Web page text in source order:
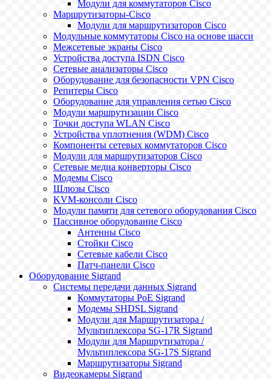
Модули для коммутаторов Cisco
Маршрутизаторы-Cisco
Модули для маршрутизаторов Cisco
Модульные коммутаторы Cisco на основе шасси
Межсетевые экраны Cisco
Устройства доступа ISDN Cisco
Сетевые анализаторы Cisco
Оборудование для безопасности VPN Cisco
Репитеры Cisco
Оборудование для управления сетью Cisco
Модули маршрутизации Cisco
Точки доступа WLAN Cisco
Устройства уплотнения (WDM) Cisco
Компоненты сетевых коммутаторов Cisco
Модули для маршрутизаторов Cisco
Сетевые медиа конверторы Cisco
Модемы Cisco
Шлюзы Cisco
KVM-консоли Cisco
Модули памяти для сетевого оборудования Cisco
Пассивное оборудование Cisco
Антенны Cisco
Стойки Cisco
Сетевые кабели Cisco
Патч-панели Cisco
Оборудование Sigrand
Системы передачи данных Sigrand
Коммутаторы PoE Sigrand
Модемы SHDSL Sigrand
Модули для Маршрутизатора /
Мультиплексора SG-17R Sigrand
Модули для Маршрутизатора /
Мультиплексора SG-17S Sigrand
Маршрутизаторы Sigrand
Видеокамеры Sigrand